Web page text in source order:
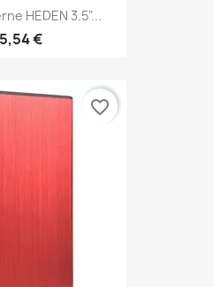
HEDEN 3.5"...
€
favorite_border